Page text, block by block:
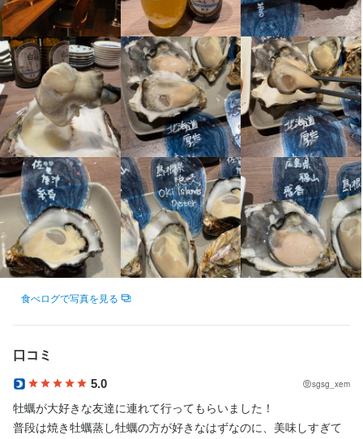
食べログで写真を見る
口コミ
5.0 sgsg_xem
牡蠣が大好きな友達に連れて行ってもらいました！
普段は焼き牡蠣蒸し牡蠣の方が好きなはずなのに、美味しすぎて
【調理スタッフ】
開店前の仕込み、料理の調理、盛り付け、洗い場などの調理業務
全般をお任せします。
将来的には、仕入れ、食材管理、メニュー開発、他の調理スタッ
フへの指導・育成などの業務もお任せします。
【ホールスタッフ】
ご案内、オーダー受付、ドリンク作成、配膳、接客、会計、テー
ブルの片付けなどのホール業務全般をお任せします。
将来的には、店長候補として、売上・コストの数値管理、シフト
管理、他のスタッフへの指導・育成などの業務もお任せします。
この仕事のおすすめポイント
必要なことはすべて教えます。
【成果に応じた昇給アリ】
目標の達成度合いやスキルアップの度合いによって、給与はどん
どんアップしていきます。ボーナス支給もあるので、毎日モチベ